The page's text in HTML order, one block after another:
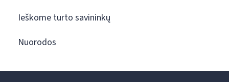
Ieškome turto savininkų
Nuorodos